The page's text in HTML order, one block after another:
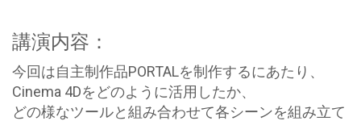
講演内容：
今回は自主制作品PORTALを制作するにあたり、
Cinema 4Dをどのように活用したか、
どの様なツールと組み合わせて各シーンを組み立て